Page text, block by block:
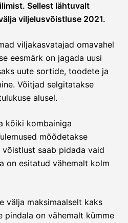
Sellest lähtuvalt
viljelusvõistluse 2021.
viljakasvatajad omavahel
eesmärk on jagada uusi
uute sortide, toodete ja
Võitjad selgitatakse
alusel.
kõiki kombainiga
mõõdetakse
saab pidada vaid
on esitatud vähemalt kolm
välja maksimaalselt kaks
pindala on vähemalt kümme